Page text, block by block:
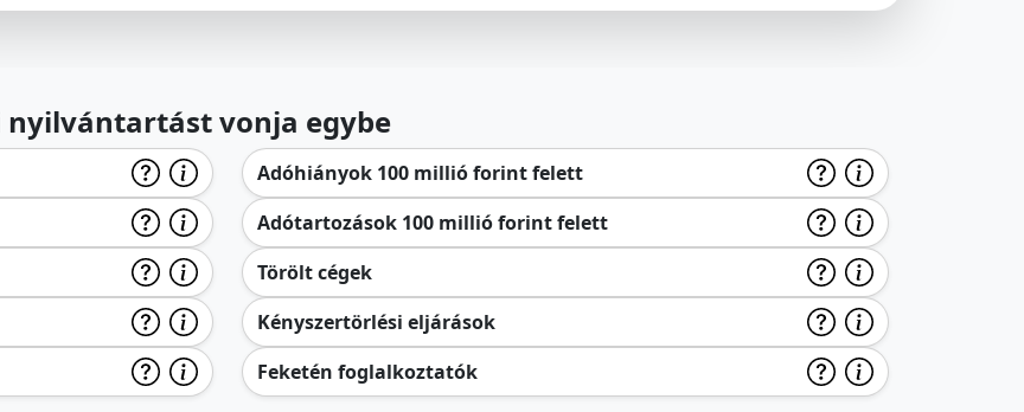
vonja egybe
Adóhiányok 100 millió forint felett
Adótartozások 100 millió forint felett
Törölt cégek
Kényszertörlési eljárások
Feketén foglalkoztatók